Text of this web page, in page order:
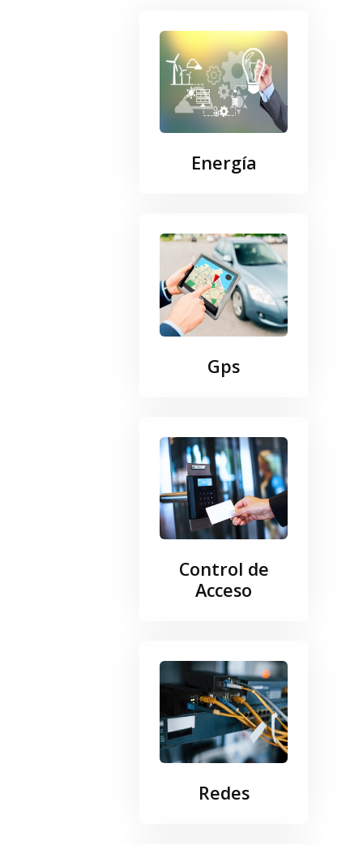
Energía
Gps
Control de
Acceso
Redes